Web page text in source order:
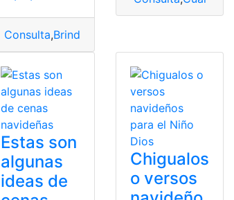
Consulta,Brindis
Estas son
algunas
ideas de
Chigualos
o versos